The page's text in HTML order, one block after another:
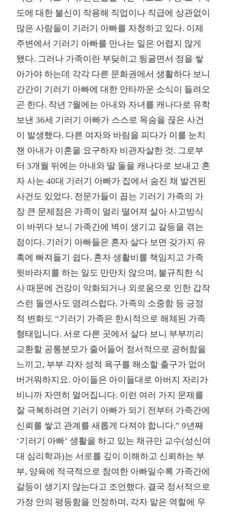
도에 대한 불신이 작용해 직업이나 직급에 상관없이
많은 사람들이 기러기 아빠를 자청하고 있다. 이제
주변에서 기러기 아빠를 만나는 일은 어렵지 않게
됐다. 그러나 가족이란 부딪히고 뒹굴면서 정을 쌓
아가야 하는데 각각 다른 문화권에서 생활하다 보니
간간이 기러기 아빠에 대한 안타까운 소식이 들려오
곤 한다. 작년 7월에는 아내와 자녀를 캐나다로 유학
보낸 36세 기러기 아빠가 스스로 목숨을 끊은 사건
이 발생했다. 다른 여자와 바람을 피다가 이를 눈치
챈 아내가 이혼을 요구하자 비관자살한 것. 그로부
터 3개월 뒤에는 아내와 딸 둘을 캐나다로 보내고 혼
자 사는 40대 기러기 아빠가 집에서 숨진 채 발견된
사건도 있었다. 전문가들이 꼽는 기러기 가족의 가
장 큰 문제점은 가족이 멀리 떨어져 살아 사고방식
이 바뀌다 보니 가족간에 벽이 생기고 갈등을 겪는
점이다. 기러기 아빠들은 혼자 살다 보면 갖가지 유
혹에 빠져들기 쉽다. 혼자 생활비를 책임지고 가족
뒷바라지를 하는 일도 만만치 않으며, 불규칙한 식
사 때문에 건강이 악화되거나 외로움으로 인한 갑작
스런 돌연사도 염려스럽다. 가족의 소중함 등 긍정
적 변화도 “기러기 가족은 한시적으로 해체된 가족
형태입니다. 서로 다른 곳에서 살다 보니 부부끼리
교환할 공통분모가 줄어들어 정서적으로 공허함을
느끼고, 부부 각자 성적 욕구를 해소할 출구가 없어
버거워하지요. 아이들은 아이들대로 아버지 자리가
비니까 자연히 멀어집니다. 이런 여러 가지 문제를
잘 극복하려면 기러기 아빠가 되기 전부터 가족간에
신뢰를 쌓고 관계를 새롭게 다져야 합니다.” 9년째
‘기러기 아빠’ 생활을 하고 있는 채규만 교수(성신여
대 심리학과)는 서로를 깊이 이해하고 신뢰하는 부
부, 양육에 적극적으로 참여한 아빠일수록 가족간에
갈등이 생기지 않는다고 조언했다. 결국 정서적으로
가정 안의 평등함을 인정하며, 각자 맡은 역할에 우